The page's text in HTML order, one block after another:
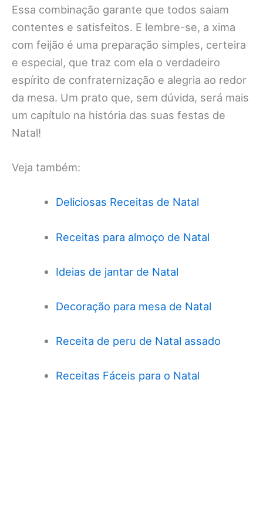
Essa combinação garante que todos saiam
contentes e satisfeitos. E lembre-se, a xima
com feijão é uma preparação simples, certeira
e especial, que traz com ela o verdadeiro
espírito de confraternização e alegria ao redor
da mesa. Um prato que, sem dúvida, será mais
um capítulo na história das suas festas de
Natal!
Veja também:
Deliciosas Receitas de Natal
Receitas para almoço de Natal
Ideias de jantar de Natal
Decoração para mesa de Natal
Receita de peru de Natal assado
Receitas Fáceis para o Natal